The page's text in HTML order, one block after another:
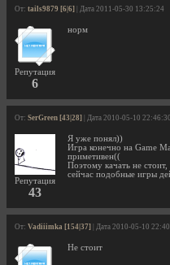
От: tails9879 [6|6] | Дата 2011-05-30 13:25:24
Репутация
6
норм
От: SerGreen [43|28] | Дата 2010-05-10 22:46:30
Репутация
43
Я уже понял))
Игра конечно на Game
приметивен((
Поэтому качать не
сейчас подобные игры
От: Vadiiimka [154|37] | Дата 2010-05-10
Не стоит